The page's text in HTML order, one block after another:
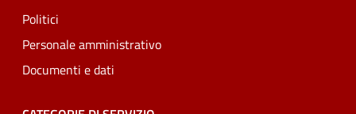
Politici
Personale amministrativo
Documenti e dati